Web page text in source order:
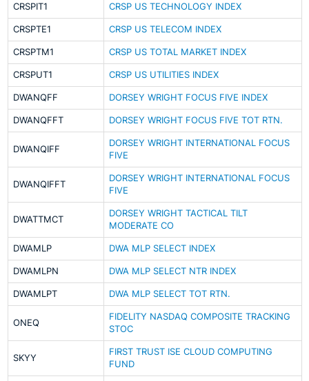
CRSPIT1 CRSP US TECHNOLOGY INDEX
CRSPTE1 CRSP US TELECOM INDEX
CRSPTM1 CRSP US TOTAL MARKET INDEX
CRSPUT1 CRSP US UTILITIES INDEX
DWANQFF DORSEY WRIGHT FOCUS FIVE INDEX
DWANQFFT DORSEY WRIGHT FOCUS FIVE TOT RTN.
DWANQIFF
DORSEY WRIGHT INTERNATIONAL FOCUS
FIVE
DWANQIFFT
DORSEY WRIGHT INTERNATIONAL FOCUS
FIVE
DWATTMCT
DORSEY WRIGHT TACTICAL TILT
MODERATE CO
DWAMLP DWA MLP SELECT INDEX
DWAMLPN DWA MLP SELECT NTR INDEX
DWAMLPT DWA MLP SELECT TOT RTN.
ONEQ
FIDELITY NASDAQ COMPOSITE TRACKING
STOC
SKYY
FIRST TRUST ISE CLOUD COMPUTING
FUND